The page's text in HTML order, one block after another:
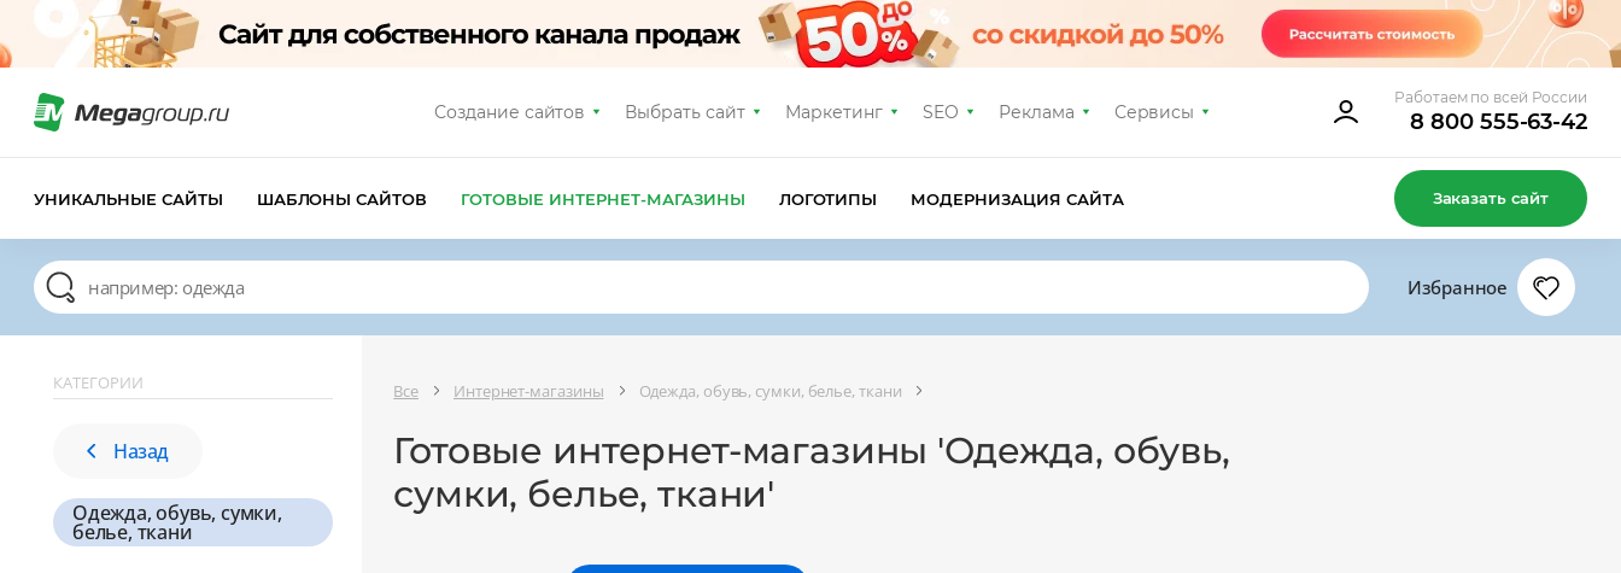
Создание сайтов Выбрать сайт Маркетинг SEO Реклама Сервисы
Работаем по всей России
8 800 555-63-42
УНИКАЛЬНЫЕ САЙТЫ ШАБЛОНЫ САЙТОВ ГОТОВЫЕ ИНТЕРНЕТ-МАГАЗИНЫ ЛОГОТИПЫ МОДЕРНИЗАЦИЯ САЙТА Заказать сайт
Избранное
КАТЕГОРИИ
Назад
Одежда, обувь, сумки,
белье, ткани
Все Интернет-магазины Одежда, обувь, сумки, белье, ткани
Готовые интернет-магазины 'Одежда, обувь,
сумки, белье, ткани'